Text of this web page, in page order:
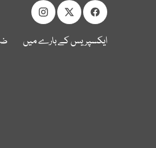
ایکسپریس کے بارے میں